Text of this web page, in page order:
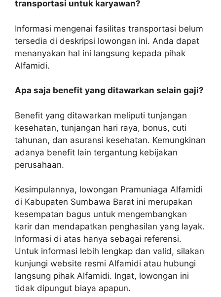
transportasi untuk karyawan?
Informasi mengenai fasilitas transportasi belum
tersedia di deskripsi lowongan ini. Anda dapat
menanyakan hal ini langsung kepada pihak
Alfamidi.
Apa saja benefit yang ditawarkan selain gaji?
Benefit yang ditawarkan meliputi tunjangan
kesehatan, tunjangan hari raya, bonus, cuti
tahunan, dan asuransi kesehatan. Kemungkinan
adanya benefit lain tergantung kebijakan
perusahaan.
Kesimpulannya, lowongan Pramuniaga Alfamidi
di Kabupaten Sumbawa Barat ini merupakan
kesempatan bagus untuk mengembangkan
karir dan mendapatkan penghasilan yang layak.
Informasi di atas hanya sebagai referensi.
Untuk informasi lebih lengkap dan valid, silakan
kunjungi website resmi Alfamidi atau hubungi
langsung pihak Alfamidi. Ingat, lowongan ini
tidak dipungut biaya apapun.